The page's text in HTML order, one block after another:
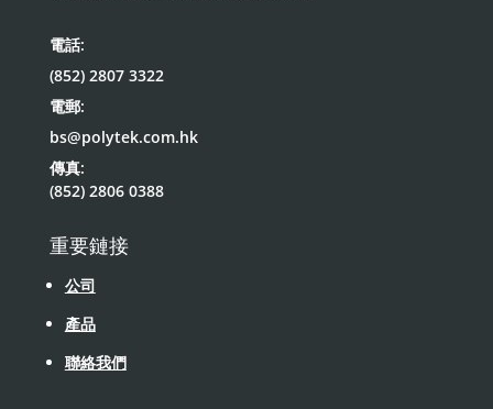
電話:
(852) 2807 3322
電郵:
bs@polytek.com.hk
傳真:
(852) 2806 0388
重要鏈接
公司
產品
聯絡我們